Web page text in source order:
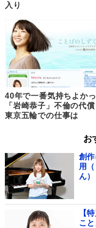
入り
40年で一番気持ちよか
「岩崎恭子」不倫の代
東京五輪での仕事は
お
創
用
ん
【
こ